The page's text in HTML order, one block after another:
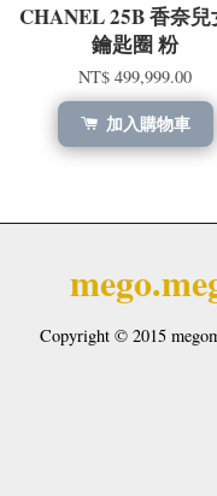
CHANEL 25B 香奈兒
鑰匙圈 粉
NT$ 499,999.00
加入購物車
Copyright © 2015